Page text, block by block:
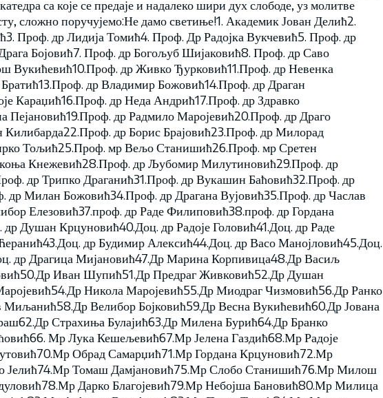
са које се предаје и надалеко шири дух слободе, уз молитве
сложно поручујемо:Не дамо светиње!1. Академик Јован Делић2.
Проф. др Лидија Томић4. Проф. Др Радојка Вукчевић5. Проф. др
Бојовић7. Проф. др Богољуб Шијаковић8. Проф. др Саво
Вукићевић10.Проф. др Живко Ђурковић11.Проф. др Невенка
др Владимир Божовић14.Проф. др Драган
Караџић16.Проф. др Неда Андрић17.Проф. др Здравко
Пејановић19.Проф. др Радмило Маројевић20.Проф. др Драго
др Борис Брајовић23.Проф. др Милорад
Тољић25.Проф. мр Вељо Станишић26.Проф. мр Сретен
Кнежевић28.Проф. др Љубомир Милутиновић29.Проф. др
др Трипко Драганић31.Проф. др Вукашин Баћовић32.Проф. др
Милан Божовић34.Проф. др Драгана Вујовић35.Проф. др Часлав
Елезовић37.проф. др Раде Филиповић38.проф. др Гордана
Душан Крцуновић40.Доц. др Радоје Головић41.Доц. др Раде
др Будимир Алексић44.Доц. др Васо Манојловић45.Доц.
др Драгица Мијановић47.Др Марина Корпивица48.Др Васиљ
Иван Шупић51.Др Предраг Живковић52.Др Душан
Никола Маројевић55.Др Миодраг Чизмовић56.Др Ранко
Миљанић58.Др Велибор Бојковић59.Др Весна Вукићевић60.Др Јована
Страхиња Булајић63.Др Милена Бурић64.Др Бранко
Мр Лука Кешељевић67.Мр Јелена Газдић68.Мр Радоје
Обрад Самарџић71.Мр Гордана Крцуновић72.Мр
Јелић74.Мр Томаш Дамјановић75.Мр Слобо Станишић76.Мр Милош
Дарко Благојевић79.Мр Небојша Бановић80.Мр Милица